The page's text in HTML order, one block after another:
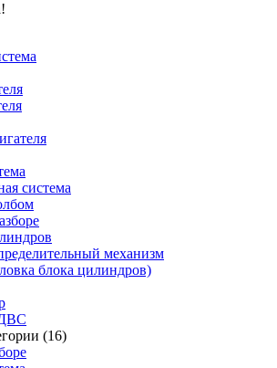
система
механизм
блока цилиндров)
(16)